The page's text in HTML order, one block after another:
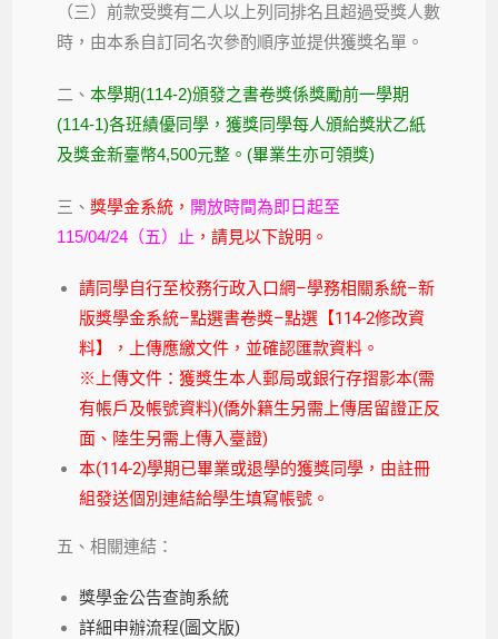
（三）前款受獎有二人以上列同排名 且超過受獎人數
時，由本系自訂同名次參酌順序並提供獲獎名單。
二、本學期(114-2)頒發之書卷獎係獎勵前一學期
(114-1)各班績優同學，獲獎同學每人頒給獎狀乙紙
及獎金新臺幣4,500元整。(畢業生亦可領獎)
三、獎學金系統， 開放時間為即日起至
115/04/24（五）止 ，請見以下說明。
請同學自行至校務行政入口網–學務相關系統–新
版獎學金系統–點選書卷獎–點選【114-2修改資
料】，上傳應繳文件，並確認匯款資料。
※上傳文件：獲獎生本人郵局或銀行存摺影本(需
有帳戶及帳號資料)(僑外籍生另需上傳居留證正反
面、陸生另需上傳入臺證)
本(114-2)學期已畢業或退學的獲獎同學，由註冊
組發送個別連結給學生填寫帳號。
五、相關連結：
獎學金公告查詢系統
詳細申辦流程(圖文版)